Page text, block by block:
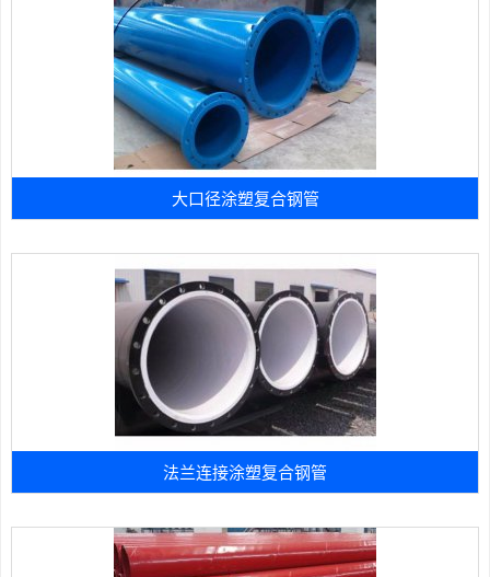
大口径涂塑复合钢管
法兰连接涂塑复合钢管